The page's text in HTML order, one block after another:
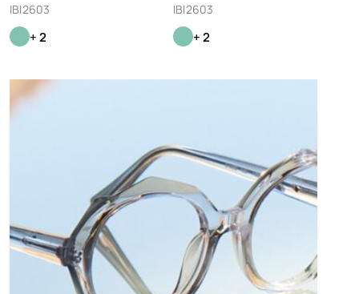
IBI2603
+ 2
IBI2603
+ 2